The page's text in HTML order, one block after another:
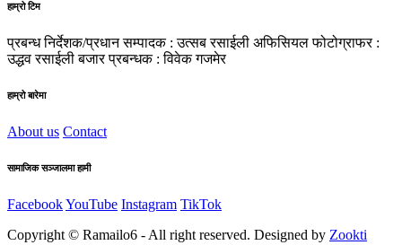
हाम्रो टिम
प्रबन्ध निर्देशक/प्रधान सम्पादक : उत्सब रसाईली अफिसियल फोटोग्राफर :
उद्धव रसाईली बजार प्रबन्धक : विवेक गजमेर
हाम्रो बारेमा
About us Contact
सामाजिक सञ्जालमा हामी
FacebookYouTube Instagram TikTok
Copyright © Ramailo6 - All right reserved. Designed by Zookti